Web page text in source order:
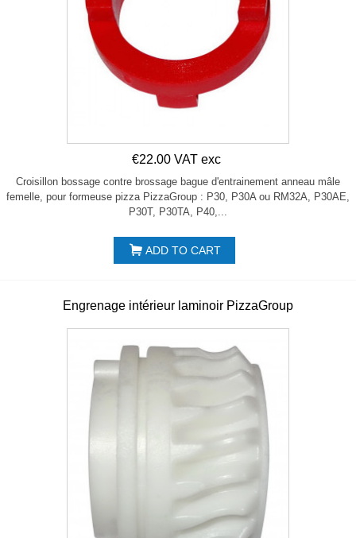
€22.00 VAT exc
Croisillon bossage contre brossage bague d'entrainement anneau mâle
femelle, pour formeuse pizza PizzaGroup : P30, P30A ou RM32A, P30AE,
P30T, P30TA, P40,...
ADD TO CART
Engrenage intérieur laminoir PizzaGroup